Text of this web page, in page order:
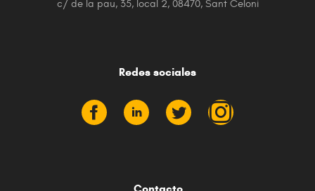
c/ de la pau, 35, local 2, 08470, Sant Celoni
Redes sociales